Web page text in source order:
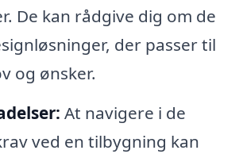
De kan rådgive dig om de
der passer til
og ønsker.
At navigere i de
ved en tilbygning kan